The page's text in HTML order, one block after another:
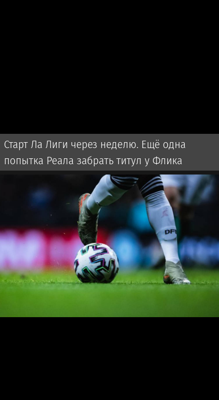
Старт Ла Лиги через неделю. Ещё одна
попытка Реала забрать титул у Флика